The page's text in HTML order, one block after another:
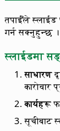
तपाईँले स्लाईड
गर्न सक्नुहुन्छ ।
स्लाईडमा
साधारण
कारोवार
कार्यहरू
सूचीबाट